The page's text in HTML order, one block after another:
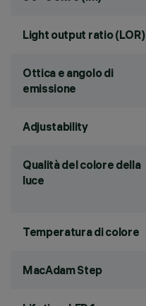
Light output ratio (LOR)
Ottica e angolo di
emissione
Adjustability
Qualità del colore della
luce
Temperatura di colore
MacAdam Step